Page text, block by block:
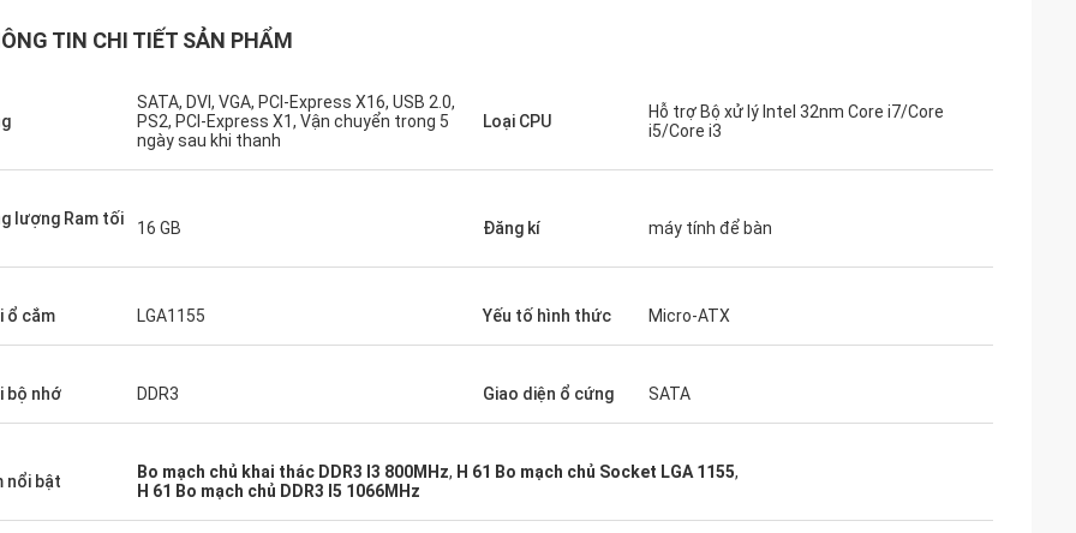
TIN CHI TIẾT SẢN PHẨM
SATA, DVI, VGA, PCI-Express X16, USB 2.0,
PS2, PCI-Express X1, Vận chuyển trong 5
ngày sau khi thanh
Loại CPU
Hỗ trợ Bộ xử lý Intel 32nm Core i7/Core
i5/Core i3
lượng Ram tối
16 GB Đăng kí máy tính để bàn
ổ cắm LGA1155 Yếu tố hình thức Micro-ATX
bộ nhớ DDR3 Giao diện ổ cứng SATA
nổi bật Bo mạch chủ khai thác DDR3 I3 800MHz, H 61 Bo mạch chủ Socket LGA 1155,
H 61 Bo mạch chủ DDR3 I5 1066MHz